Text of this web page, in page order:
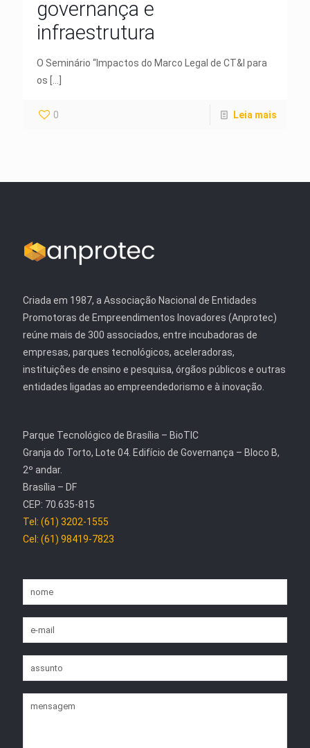
governança e
infraestrutura
O Seminário “Impactos do Marco Legal de CT&I para
os
0 Leia mais
Criada em 1987, a Associação Nacional de Entidades
Promotoras de Empreendimentos Inovadores (Anprotec)
reúne mais de 300 associados, entre incubadoras de
empresas, parques tecnológicos, aceleradoras,
instituições de ensino e pesquisa, órgãos públicos e outras
entidades ligadas ao empreendedorismo e à inovação.
Parque Tecnológico de Brasília – BioTIC
Granja do Torto, Lote 04. Edifício de Governança – Bloco B,
2º andar.
Brasília – DF
CEP: 70.635-815
Tel: (61) 3202-1555
Cel: (61) 98419-7823